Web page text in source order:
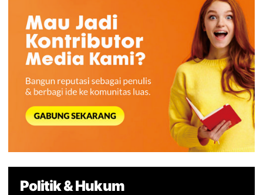
Politik & Hukum